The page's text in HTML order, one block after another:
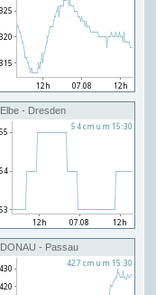
Elbe - Dresden
DONAU - Passau